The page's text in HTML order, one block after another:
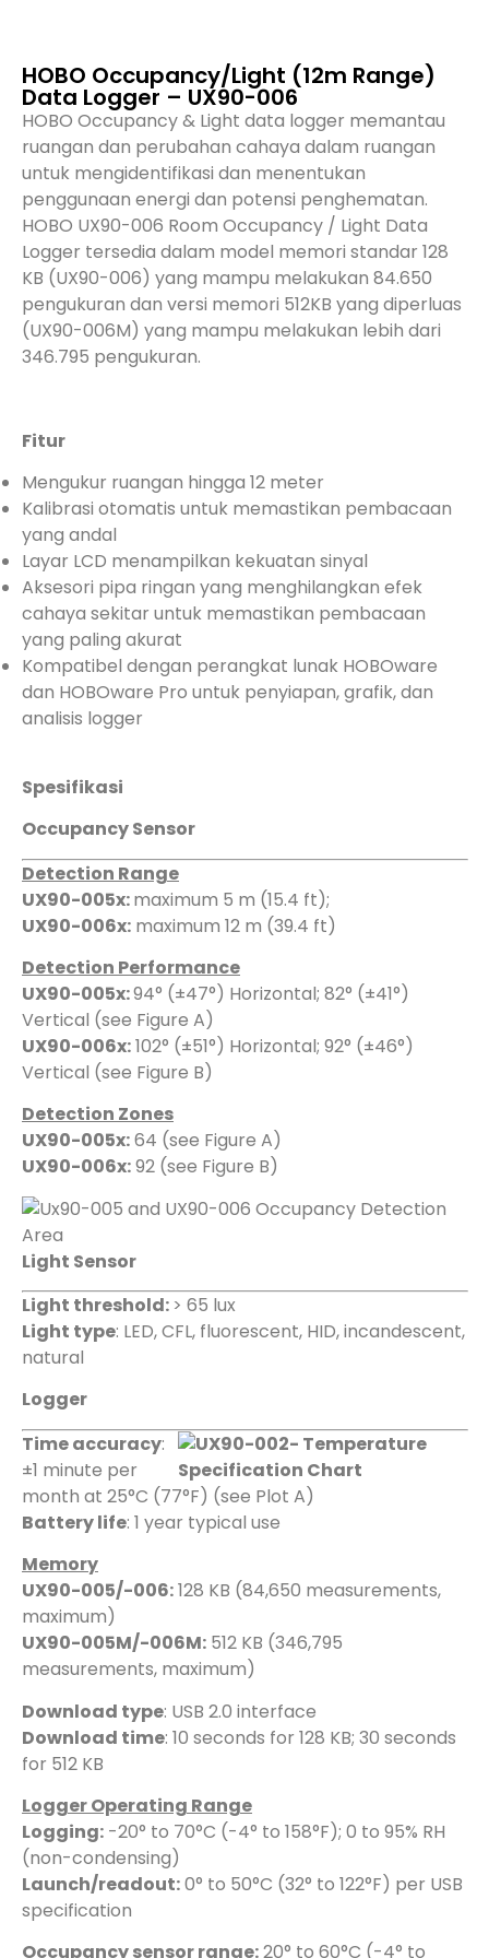
HOBO Occupancy/Light (12m Range)
Data Logger – UX90-006
HOBO Occupancy & Light data logger memantau
ruangan dan perubahan cahaya dalam ruangan
untuk mengidentifikasi dan menentukan
penggunaan energi dan potensi penghematan.
HOBO UX90-006 Room Occupancy / Light Data
Logger tersedia dalam model memori standar 128
KB (UX90-006) yang mampu melakukan 84.650
pengukuran dan versi memori 512KB yang diperluas
(UX90-006M) yang mampu melakukan lebih dari
346.795 pengukuran.
Fitur
Mengukur ruangan hingga 12 meter
Kalibrasi otomatis untuk memastikan pembacaan
yang andal
Layar LCD menampilkan kekuatan sinyal
Aksesori pipa ringan yang menghilangkan efek
cahaya sekitar untuk memastikan pembacaan
yang paling akurat
Kompatibel dengan perangkat lunak HOBOware
dan HOBOware Pro untuk penyiapan, grafik, dan
analisis logger
Spesifikasi
Occupancy Sensor
Detection Range
UX90-005x:maximum 5 m (15.4 ft);
UX90-006x: maximum 12 m (39.4 ft)
Detection Performance
UX90-005x:94° (±47°) Horizontal; 82° (±41°)
Vertical (see Figure A)
UX90-006x:102° (±51°) Horizontal; 92° (±46°)
Vertical (see Figure B)
Detection Zones
UX90-005x:64 (see Figure A)
UX90-006x:92 (see Figure B)
Light Sensor
Light threshold: > 65 lux
Light type: LED, CFL, fluorescent, HID, incandescent,
natural
Logger
Time accuracy:
±1 minute per
month at 25°C (77°F) (see Plot A)
Battery life: 1 year typical use
Memory
UX90-005/-006:128 KB (84,650 measurements,
maximum)
UX90-005M/-006M: 512 KB (346,795
measurements, maximum)
Download type: USB 2.0 interface
Download time: 10 seconds for 128 KB; 30 seconds
for 512 KB
Logger Operating Range
Logging: -20° to 70°C (-4° to 158°F); 0 to 95% RH
(non-condensing)
Launch/readout:0° to 50°C (32° to 122°F) per USB
specification
Occupancy sensor range:20° to 60°C (-4° to